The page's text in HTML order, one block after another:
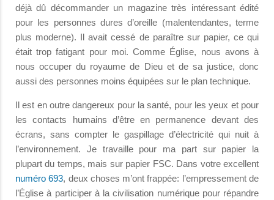
déjà dû décommander un magazine très intéressant édité
pour les personnes dures d’oreille (malentendantes, terme
plus moderne). Il avait cessé de paraître sur papier, ce qui
était trop fatigant pour moi. Comme Église, nous avons à
nous occuper du royaume de Dieu et de sa justice, donc
aussi des personnes moins équipées sur le plan technique.
Il est en outre dangereux pour la santé, pour les yeux et pour
les contacts humains d’être en permanence devant des
écrans, sans compter le gaspillage d’électricité qui nuit à
l’environnement. Je travaille pour ma part sur papier la
plupart du temps, mais sur papier FSC. Dans votre excellent
numéro 693, deux choses m’ont frappée: l’empressement de
l’Église à participer à la civilisation numérique pour répandre